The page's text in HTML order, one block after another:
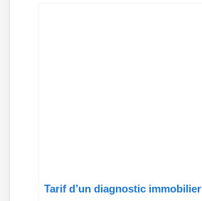
Tarif d’un diagnostic immobilier